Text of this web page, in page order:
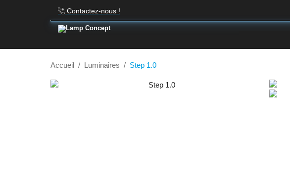
Contactez-nous !
Accueil Luminaires Step 1.0